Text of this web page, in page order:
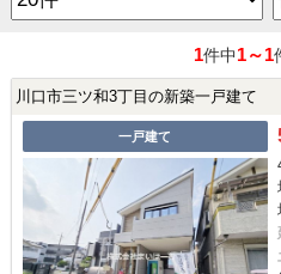
1件中1～1
川口市三ツ和3丁目の新築一戸建て
一戸建て